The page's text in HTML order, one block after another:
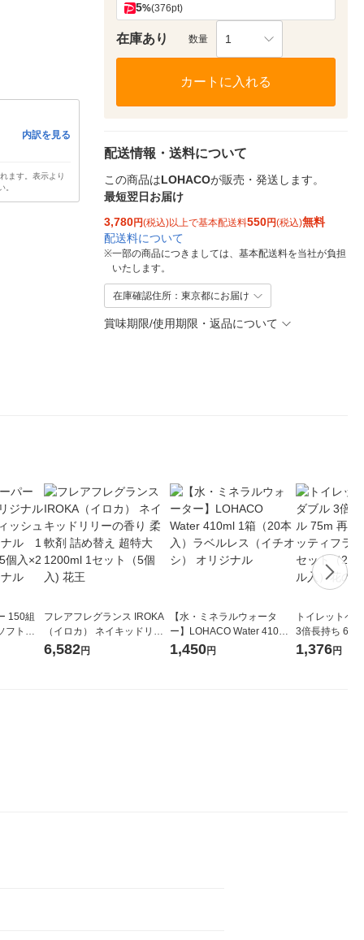
内訳を見る
ます。表示より
。
5%(376pt)
在庫あり 数量 1
カートに入れる
配送情報・送料について
この商品はLOHACOが販売・発送します。
最短翌日お届け
3,780円(税込)以上で基本配送料550円(税込)無料
配送料について
※一部の商品につきましては、基本配送料を当社が負担
いたします。
在庫確認住所：東京都にお届け
賞味期限/使用期限・返品について
150組
フトパ
オナ オ
フレアフレグランス IROKA
（イロカ） ネイキッドリリ
ーの香り 柔軟剤 詰め替え 超
6,582円
【水・ミネラルウォータ
ー】LOHACO Water 410ml
1箱（20本入）ラベルレス
1,450円
トイレットペ
3倍長持ち 6ロール
紙配合 スコッ
1,376円